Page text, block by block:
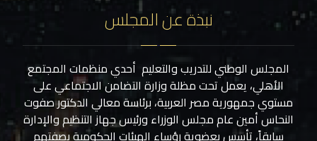
نبذة عن المجلس
المجلس الوطني للتدريب والتعليم أحدي منظمات المجتمع
الأهلي، يعمل تحت مظلة وزارة التضامن الاجتماعي على
مستوي جمهورية مصر العربية، برئاسة معالي الدكتور صفوت
النحاس أمين عام مجلس الوزراء ورئيس جهاز التنظيم والإدارة
سابقاً، تأسس بعضوية رؤساء الهيئات الحكومية بصفتهم